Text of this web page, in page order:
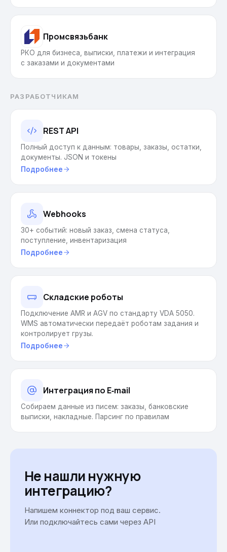
Промсвязьбанк
РКО для бизнеса, выписки, платежи и интеграция
с заказами и документами
РАЗРАБОТЧИКАМ
REST API
Полный доступ к данным: товары, заказы, остатки,
документы. JSON и токены
Подробнее
Webhooks
30+ событий: новый заказ, смена статуса,
поступление, инвентаризация
Подробнее
Складские роботы
Подключение AMR и AGV по стандарту VDA 5050.
WMS автоматически передаёт роботам задания и
контролирует грузы.
Подробнее
Интеграция по E‑mail
Собираем данные из писем: заказы, банковские
выписки, накладные. Парсинг по правилам
Не нашли нужную
интеграцию?
Напишем коннектор под ваш сервис.
Или подключайтесь сами через API